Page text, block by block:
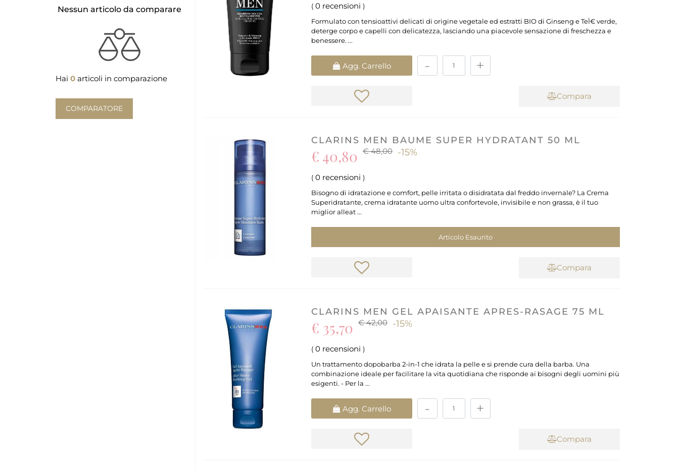
Nessun articolo da comparare
Hai 0 articoli in comparazione
COMPARATORE
( 0 recensioni )
Formulato con tensioattivi delicati di origine vegetale ed estratti BIO di Ginseng e TeÌ€ verde,
deterge corpo e capelli con delicatezza, lasciando una piacevole sensazione di freschezza e
benessere. ...
Agg. Carrello
Compara
CLARINS MEN BAUME SUPER HYDRATANT 50 ML
€ 48,00 -15%
€ 40,80
( 0 recensioni )
Bisogno di idratazione e comfort, pelle irritata o disidratata dal freddo invernale? La Crema
Superidratante, crema idratante uomo ultra confortevole, invisibile e non grassa, è il tuo
miglior alleat ...
Articolo Esaurito
Compara
CLARINS MEN GEL APAISANTE APRES-RASAGE 75 ML
€ 42,00 -15%
€ 35,70
( 0 recensioni )
Un trattamento dopobarba 2-in-1 che idrata la pelle e si prende cura della barba. Una
combinazione ideale per facilitare la vita quotidiana che risponde ai bisogni degli uomini più
esigenti. - Per la ...
Agg. Carrello
Compara